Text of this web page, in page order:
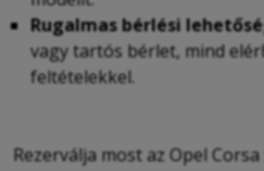
Rugalmas bérlési
vagy tartós bérlet, mind
feltételekkel.
Rezerválja most az Opel